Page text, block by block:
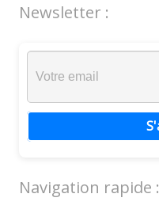
Newsletter :
Navigation rapide :